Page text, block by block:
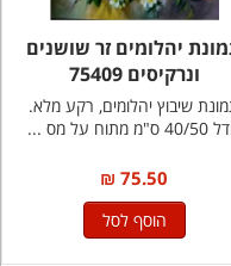
יהלומים זר שושנים
ונרקיסים 75409
שיבוץ יהלומים, רקע מלא.
מתוח על מס ...
75.50 ₪
הוסף לסל